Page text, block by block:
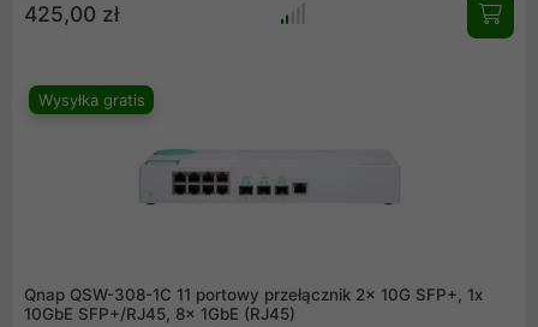
administratorzy mogą łatwo monitorować ruch sieciowy.
425,00 zł
Wysyłka gratis
Qnap QSW-308-1C 11 portowy przełącznik 2x 10G SFP+, 1x
10GbE SFP+/RJ45, 8x 1GbE (RJ45)